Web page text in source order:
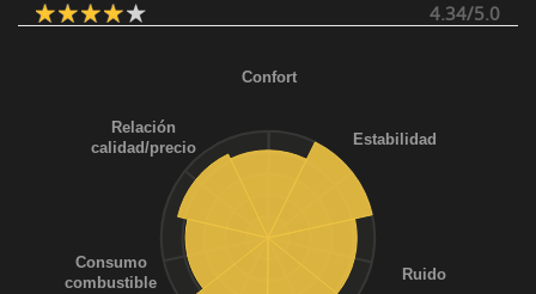
4.34/5.0
Confort
Estabilidad
Ruido
Consumo
combustible
Relación
calidad/precio